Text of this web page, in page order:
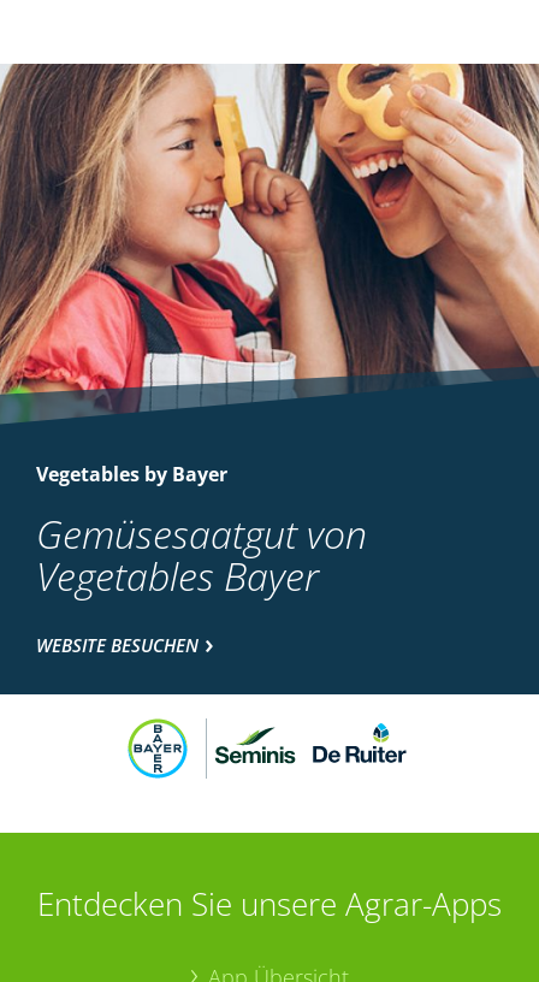
und Dinkel) und Sommergetreide
(Sommerweichweizen, -gerste und -
hartweizen)
MEHR
Vegetables by Bayer
Gemüsesaatgut von
Vegetables Bayer
WEBSITE BESUCHEN
Entdecken Sie unsere Agrar-Apps